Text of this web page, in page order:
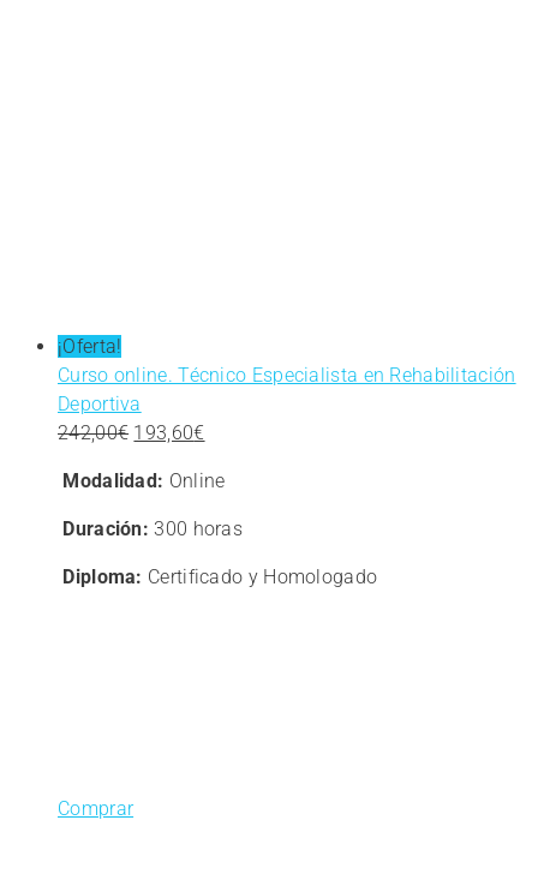
¡Oferta!
Curso online. Técnico Especialista en Rehabilitación
Deportiva
242,00€ El
original
era:
193,60€
actual
Modalidad: Online
Duración: 300 horas
Diploma: Certificado y Homologado
Comprar